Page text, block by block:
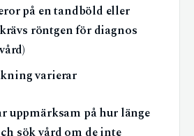
på en tandböld eller
röntgen för diagnos
varierar
uppmärksam på hur länge